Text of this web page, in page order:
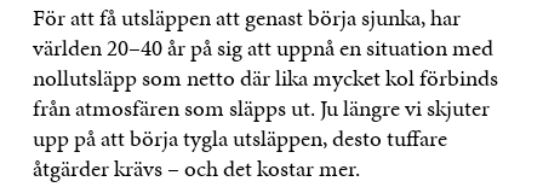
För att få utsläppen att genast börja sjunka, har
världen 20–40 år på sig att uppnå en situation med
nollutsläpp som netto där lika mycket kol förbinds
från atmosfären som släpps ut. Ju längre vi skjuter
upp på att börja tygla utsläppen, desto tuffare
åtgärder krävs – och det kostar mer.